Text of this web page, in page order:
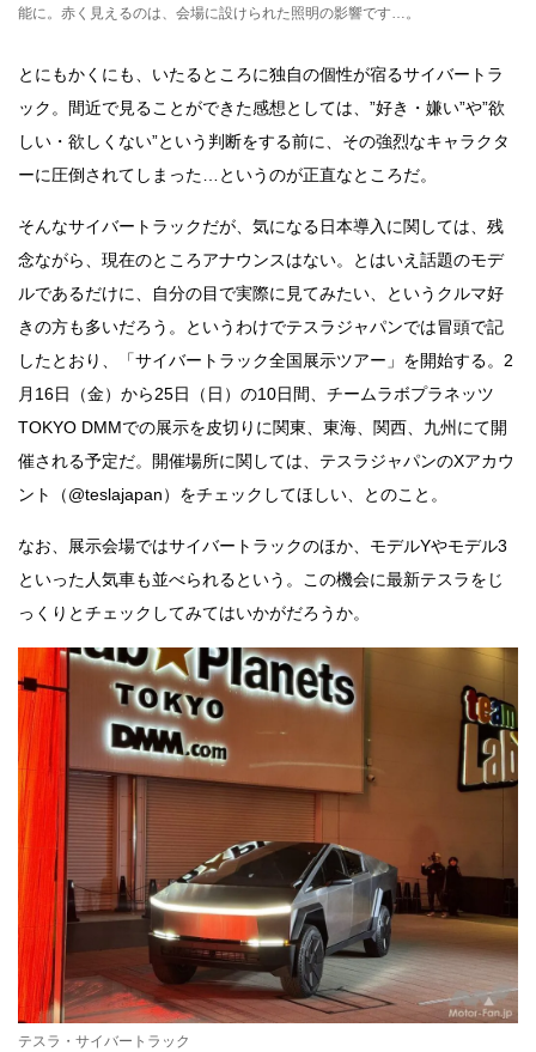
能に。赤く見えるのは、会場に設けられた照明の影響です…。
とにもかくにも、いたるところに独自の個性が宿るサイバートラ
ック。間近で見ることができた感想としては、”好き・嫌い”や”欲
しい・欲しくない”という判断をする前に、その強烈なキャラクタ
ーに圧倒されてしまった…というのが正直なところだ。
そんなサイバートラックだが、気になる日本導入に関しては、残
念ながら、現在のところアナウンスはない。とはいえ話題のモデ
ルであるだけに、自分の目で実際に見てみたい、というクルマ好
きの方も多いだろう。というわけでテスラジャパンでは冒頭で記
したとおり、「サイバートラック全国展示ツアー」を開始する。2
月16日（金）から25日（日）の10日間、チームラボプラネッツ
TOKYO DMMでの展示を皮切りに関東、東海、関西、九州にて開
催される予定だ。開催場所に関しては、テスラジャパンのXアカウ
ント（@teslajapan）をチェックしてほしい、とのこと。
なお、展示会場ではサイバートラックのほか、モデルYやモデル3
といった人気車も並べられるという。この機会に最新テスラをじ
っくりとチェックしてみてはいかがだろうか。
テスラ・サイバートラック